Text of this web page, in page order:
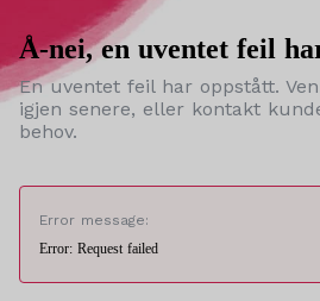
Å-nei, en uventet feil
En uventet feil har oppstått.
igjen senere, eller kontakt
behov.
Error message:
Error: Request failed